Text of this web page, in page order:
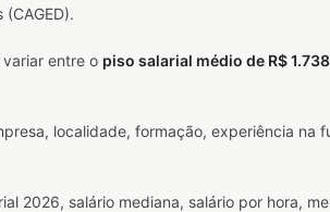
entre o piso salarial médio de R$
localidade, formação, experiência na
2026, salário mediana, salário por hora,